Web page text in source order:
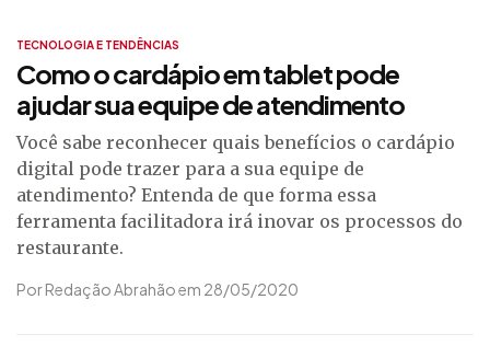
TECNOLOGIA E TENDÊNCIAS
Como o cardápio em tablet pode
ajudar sua equipe de atendimento
Você sabe reconhecer quais benefícios o cardápio
digital pode trazer para a sua equipe de
atendimento? Entenda de que forma essa
ferramenta facilitadora irá inovar os processos do
restaurante.
Por Redação Abrahão em 28/05/2020